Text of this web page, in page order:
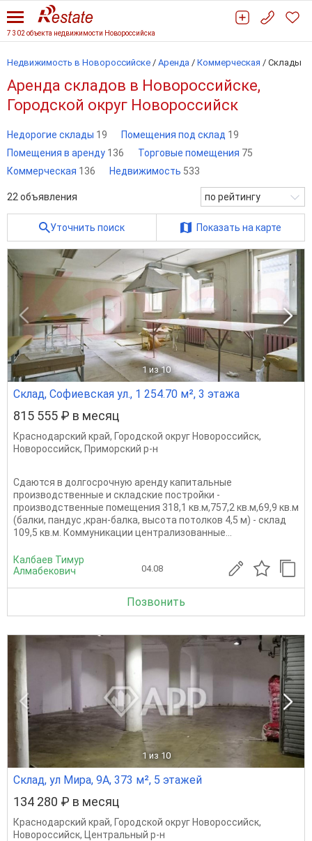
7 302 объекта недвижимости Новороссийска
Недвижимость в Новороссийске / Аренда / Коммерческая / Склады
Аренда складов в Новороссийске,
Городской округ Новороссийск
Недорогие склады 19 Помещения под склад 19
Помещения в аренду 136 Торговые помещения 75
Коммерческая 136 Недвижимость 533
22 объявления по рейтингу
Уточнить поиск Показать на карте
1 из 10
Склад, Софиевская ул., 1 254.70 м², 3 этажа
815 555 ₽ в месяц
Краснодарский край, Городской округ Новороссийск,
Новороссийск, Приморский р-н
Сдаются в долгосрочную аренду капитальные
производственные и складские постройки -
производственные помещения 318,1 кв.м,757,2 кв.м,69,9 кв.м
(балки, пандус ,кран-балка, высота потолков 4,5 м) - склад
109,5 кв.м. Коммуникации централизованные...
Калбаев Тимур
Алмабекович
04.08
Позвонить
1 из 10
Склад, ул Мира, 9А, 373 м², 5 этажей
134 280 ₽ в месяц
Краснодарский край, Городской округ Новороссийск,
Новороссийск, Центральный р-н